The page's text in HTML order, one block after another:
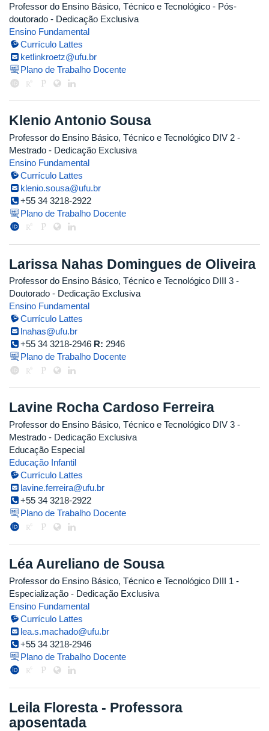
Professor do Ensino Básico, Técnico e Tecnológico - Pós-
doutorado - Dedicação Exclusiva
Ensino Fundamental
Currículo Lattes
ketlinkroetz@ufu.br
Plano de Trabalho Docente
Klenio Antonio Sousa
Professor do Ensino Básico, Técnico e Tecnológico DIV 2 -
Mestrado - Dedicação Exclusiva
Ensino Fundamental
Currículo Lattes
klenio.sousa@ufu.br
+55 34 3218-2922
Plano de Trabalho Docente
Larissa Nahas Domingues de Oliveira
Professor do Ensino Básico, Técnico e Tecnológico DIII 3 -
Doutorado - Dedicação Exclusiva
Ensino Fundamental
Currículo Lattes
lnahas@ufu.br
+55 34 3218-2946 R: 2946
Plano de Trabalho Docente
Lavine Rocha Cardoso Ferreira
Professor do Ensino Básico, Técnico e Tecnológico DIV 3 -
Mestrado - Dedicação Exclusiva
Educação Especial
Educação Infantil
Currículo Lattes
lavine.ferreira@ufu.br
+55 34 3218-2922
Plano de Trabalho Docente
Léa Aureliano de Sousa
Professor do Ensino Básico, Técnico e Tecnológico DIII 1 -
Especialização - Dedicação Exclusiva
Ensino Fundamental
Currículo Lattes
lea.s.machado@ufu.br
+55 34 3218-2946
Plano de Trabalho Docente
Leila Floresta - Professora
aposentada